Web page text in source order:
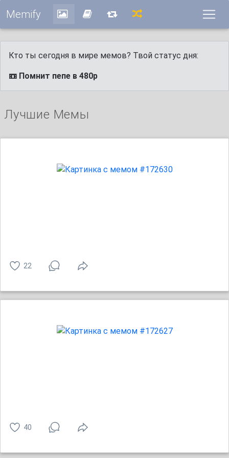
Memify
Кто ты сегодня в мире мемов? Твой статус дня:
📼 Помнит пепе в 480p
Лучшие Мемы
22
40